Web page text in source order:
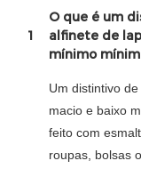
1
O que é um
alfinete de
mínimo
Um distintivo
macio e baixo
feito com
roupas, bolsas